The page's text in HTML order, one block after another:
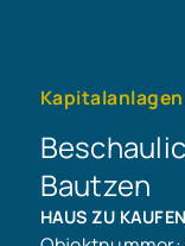
Kapitalanlagen
Bautzen
HAUS ZU